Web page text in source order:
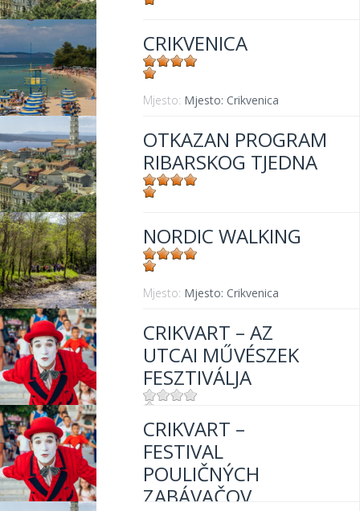
CRIKVENICA
Mjesto: Mjesto: Crikvenica
OTKAZAN PROGRAM
RIBARSKOG TJEDNA
NORDIC WALKING
Mjesto: Mjesto: Crikvenica
CRIKVART – AZ
UTCAI MŰVÉSZEK
FESZTIVÁLJA
Mjesto:Mjesto: Crikvenica
CRIKVART –
FESTIVAL
POULIČNÝCH
ZABÁVAČOV